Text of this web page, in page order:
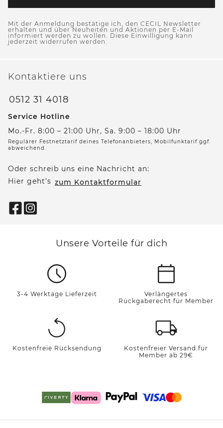
Mit der Anmeldung bestätige ich, den CECIL Newsletter
erhalten und über Neuheiten und Aktionen per E-Mail
informiert werden zu wollen. Diese Einwilligung kann
jederzeit widerrufen werden.
Kontaktiere uns
0512 31 4018
Service Hotline
Mo.-Fr. 8:00 – 21:00 Uhr, Sa. 9:00 – 18:00 Uhr
Regulärer Festnetztarif deines Telefonanbieters, Mobilfunktarif ggf.
abweichend.
Oder schreib uns eine Nachricht an:
Hier geht’s zum Kontaktformular
Unsere Vorteile für dich
3-4 Werktage Lieferzeit
Verlängertes
Rückgaberecht für Member
Kostenfreie Rücksendung
Kostenfreier Versand für
Member ab 29€